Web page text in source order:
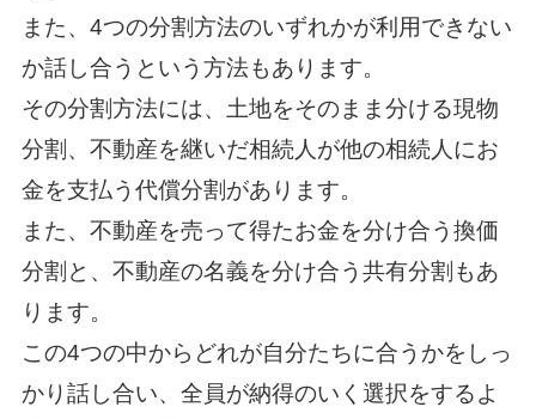
また、4つの分割方法のいずれかが利用できない
か話し合うという方法もあります。
その分割方法には、土地をそのまま分ける現物
分割、不動産を継いだ相続人が他の相続人にお
金を支払う代償分割があります。
また、不動産を売って得たお金を分け合う換価
分割と、不動産の名義を分け合う共有分割もあ
ります。
この4つの中からどれが自分たちに合うかをしっ
かり話し合い、全員が納得のいく選択をするよ